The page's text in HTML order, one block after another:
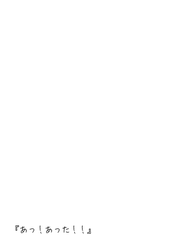
『あっ！あった！！』